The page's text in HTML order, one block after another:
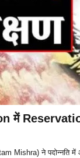
में
Mishra) ने